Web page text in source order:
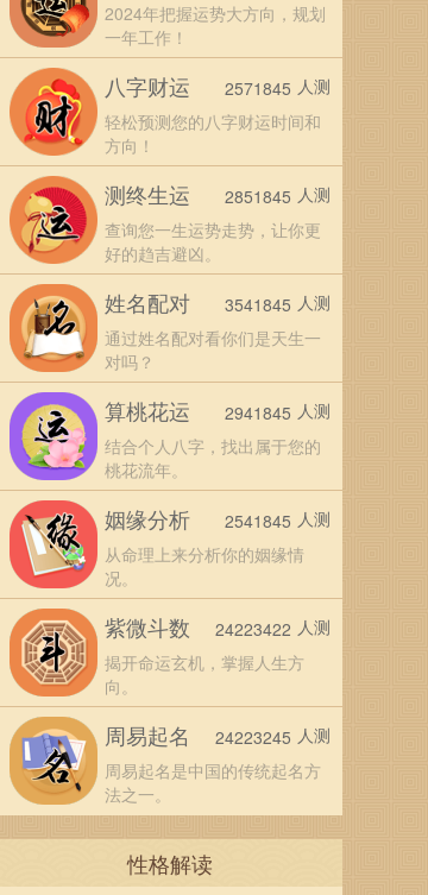
2024年把握运势大方向，规划
一年工作！
八字财运
轻松预测您的八字财运时间和
方向！
2571845 人测
测终生运
查询您一生运势走势，让你更
好的趋吉避凶。
2851845 人测
姓名配对
通过姓名配对看你们是天生一
对吗？
3541845 人测
算桃花运
结合个人八字，找出属于您的
桃花流年。
2941845 人测
姻缘分析
从命理上来分析你的姻缘情
况。
2541845 人测
紫微斗数
揭开命运玄机，掌握人生方
向。
24223422 人测
周易起名
周易起名是中国的传统起名方
法之一。
24223245 人测
性格解读